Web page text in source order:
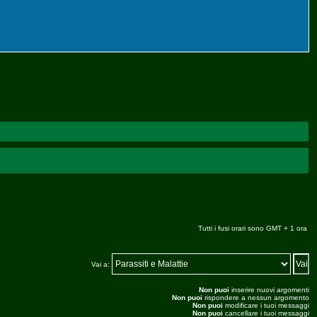
Tutti i fusi orari sono GMT + 1 ora
Vai a:
Non puoi inserire nuovi argomenti
Non puoi rispondere a nessun argomento
Non puoi modificare i tuoi messaggi
Non puoi cancellare i tuoi messaggi